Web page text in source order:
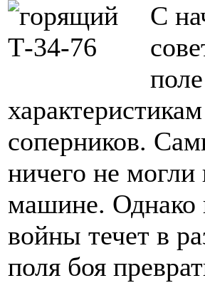
С
соперников.
ничего не могли
машине. Однако
войны течет в
поля боя